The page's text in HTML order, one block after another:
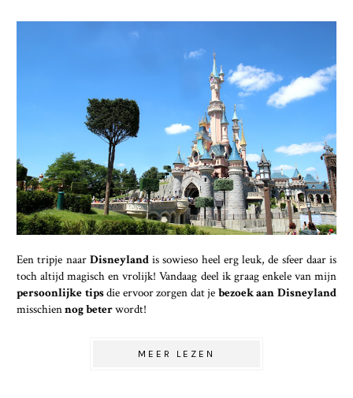
Een tripje naar Disneyland is sowieso heel erg leuk, de sfeer daar is
toch altijd magisch en vrolijk! Vandaag deel ik graag enkele van mijn
persoonlijke tipsdie ervoor zorgen dat je bezoek aan Disneyland
misschiennog beterwordt!
MEER LEZEN